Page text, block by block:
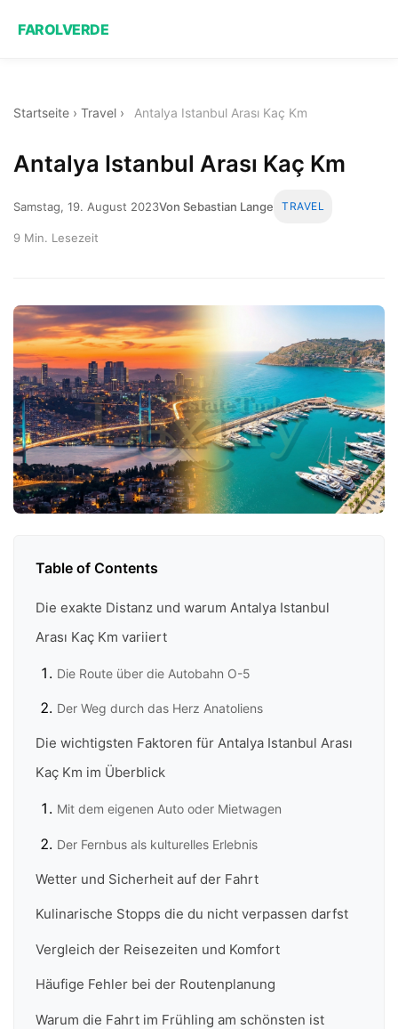
FAROLVERDE
Startseite › Travel › Antalya Istanbul Arası Kaç Km
Antalya Istanbul Arası Kaç Km
Samstag, 19. August 2023Von Sebastian Lange TRAVEL
9 Min. Lesezeit
Table of Contents
Die exakte Distanz und warum Antalya Istanbul
Arası Kaç Km variiert
Die Route über die Autobahn O-5
Der Weg durch das Herz Anatoliens
Die wichtigsten Faktoren für Antalya Istanbul Arası
Kaç Km im Überblick
Mit dem eigenen Auto oder Mietwagen
Der Fernbus als kulturelles Erlebnis
Wetter und Sicherheit auf der Fahrt
Kulinarische Stopps die du nicht verpassen darfst
Vergleich der Reisezeiten und Komfort
Häufige Fehler bei der Routenplanung
Warum die Fahrt im Frühling am schönsten ist